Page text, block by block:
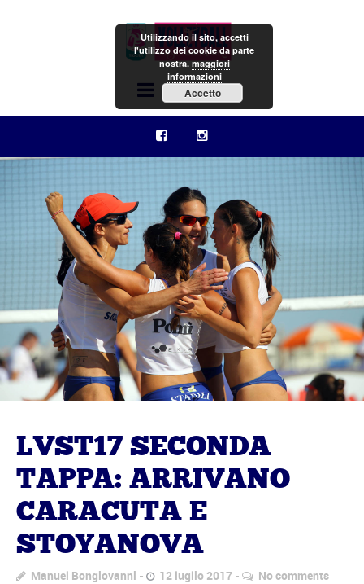
Menu
LVST17 SECONDA
TAPPA: ARRIVANO
CARACUTA E
STOYANOVA
Manuel Bongiovanni 12 luglio 2017 No comments
Utilizzando il sito, accetti
l'utilizzo dei cookie da parte
nostra.maggiori
informazioni
Accetto